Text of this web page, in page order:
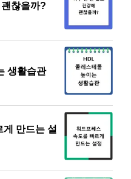
찮을까?
생활습관
만드는 설